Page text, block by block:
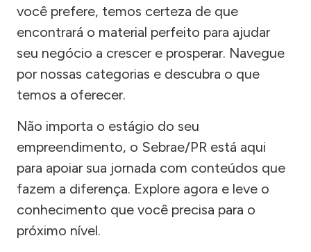
você prefere, temos certeza de que
encontrará o material perfeito para ajudar
seu negócio a crescer e prosperar. Navegue
por nossas categorias e descubra o que
temos a oferecer.
Não importa o estágio do seu
empreendimento, o Sebrae/PR está aqui
para apoiar sua jornada com conteúdos que
fazem a diferença. Explore agora e leve o
conhecimento que você precisa para o
próximo nível.